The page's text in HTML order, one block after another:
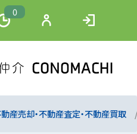
0
産売却・不動産査定・不動産買取